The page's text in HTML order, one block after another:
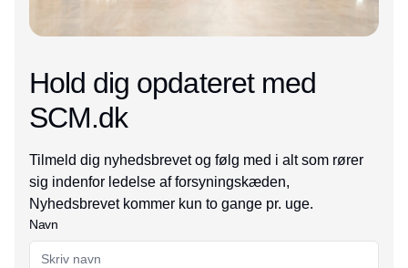
Hold dig opdateret med
SCM.dk
Tilmeld dig nyhedsbrevet og følg med i alt som rører
sig indenfor ledelse af forsyningskæden,
Nyhedsbrevet kommer kun to gange pr. uge.
Navn